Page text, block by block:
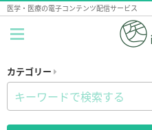
医学・医療の電子コンテンツ配信サービス
カテゴリー